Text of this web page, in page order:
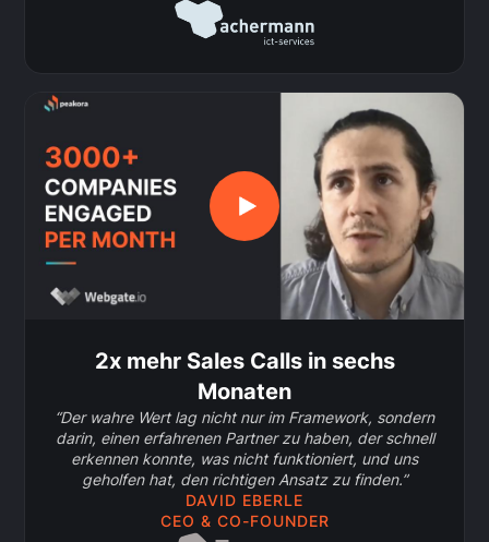
2x mehr Sales Calls in sechs
Monaten
“Der wahre Wert lag nicht nur im Framework, sondern
darin, einen erfahrenen Partner zu haben, der schnell
erkennen konnte, was nicht funktioniert, und uns
geholfen hat, den richtigen Ansatz zu finden.”
DAVID EBERLE
CEO & CO-FOUNDER